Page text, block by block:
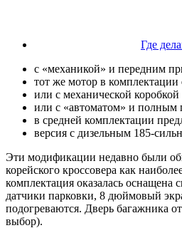
Где
с «механикой» и передним
тот же мотор в
или с механической
или с «автоматом» и полным
в средней комплектации
версия с дизельным 185-
Эти модификации недавно были
корейского кроссовера как
комплектация оказалась
датчики парковки, 8 дюймовый
подогреваются. Дверь багажника
выбор).